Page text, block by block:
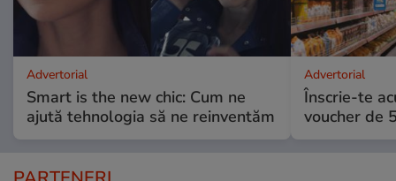
Advertorial
Smart is the new chic: Cum ne
ajută tehnologia să ne reinventăm
Advertorial
Înscrie-te
voucher de